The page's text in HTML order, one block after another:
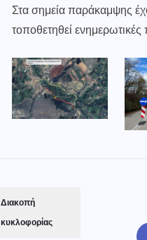
Στα σημεία παράκαμψης
τοποθετηθεί ενημερωτικές
Διακοπή
κυκλοφορίας